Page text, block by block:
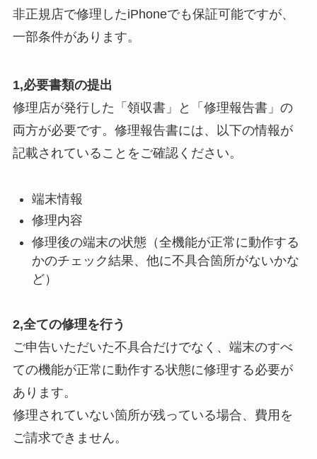
非正規店で修理したiPhoneでも保証可能ですが、
一部条件があります。
1,必要書類の提出
修理店が発行した「領収書」と「修理報告書」の
両方が必要です。修理報告書には、以下の情報が
記載されていることをご確認ください。
端末情報
修理内容
修理後の端末の状態（全機能が正常に動作する
かのチェック結果、他に不具合箇所がないかな
ど）
2,全ての修理を行う
ご申告いただいた不具合だけでなく、端末のすべ
ての機能が正常に動作する状態に修理する必要が
あります。
修理されていない箇所が残っている場合、費用を
ご請求できません。